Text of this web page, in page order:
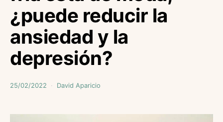
¿puede reducir la
ansiedad y la
depresión?
25/02/2022 David Aparicio